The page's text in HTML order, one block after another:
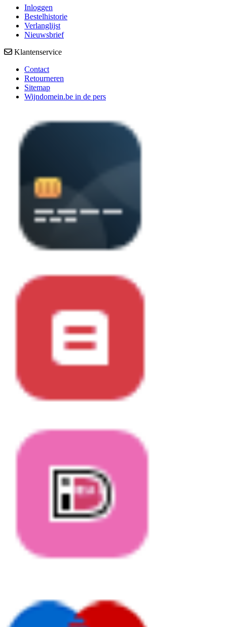
Inloggen
Bestelhistorie
Verlanglijst
Nieuwsbrief
Klantenservice
Contact
Retourneren
Sitemap
Wijndomein.be in de pers